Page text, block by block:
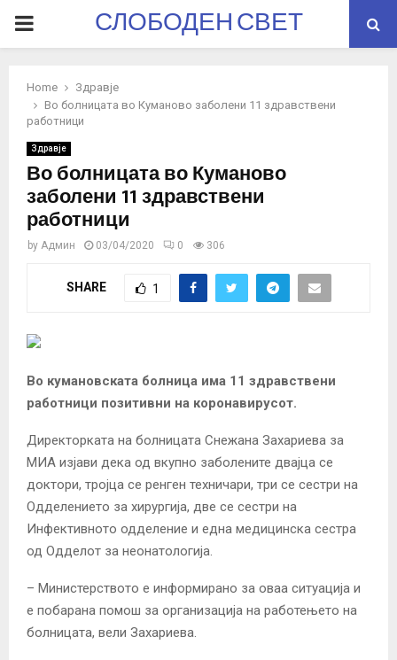
PRIMARYСЛОБОДЕН СВЕТ
Home
Здравје
Во болницата во Куманово заболени 11 здравствени
работници
Здравје
Во болницата во Куманово
заболени 11 здравствени
работници
by Админ 03/04/2020 0 306
SHARE 1
Во кумановската болница има 11 здравствени
работници позитивни на коронавирусот.
Директорката на болницата Снежана Захариева за
МИА изјави дека од вкупно заболените двајца се
доктори, тројца се ренген техничари, три се сестри на
Одделението за хирургија, две се сестри на
Инфективното одделение и една медицинска сестра
од Одделот за неонатологија.
– Министерството е информирано за оваа ситуација и
е побарана помош за организација на работењето на
болницата, вели Захариева.